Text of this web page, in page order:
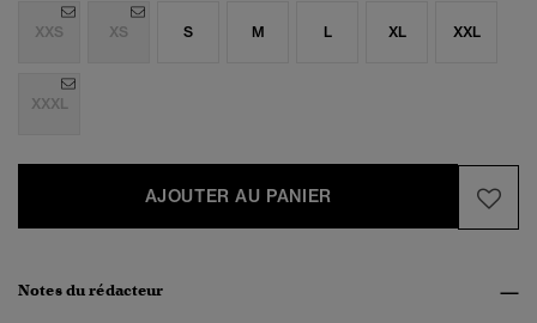
XXS XS S M L XL XXL
XXXL
AJOUTER AU PANIER
Notes du rédacteur